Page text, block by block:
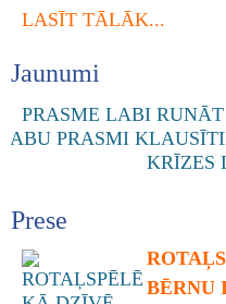
LASĪT TĀLĀK...
Jaunumi
Prese
BĒRNU